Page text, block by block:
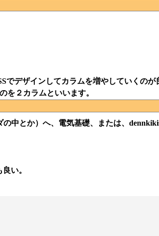
デザインしてカラムを増やしていくのが
を２カラムといいます。
中とか）へ、電気基礎、または、
い。